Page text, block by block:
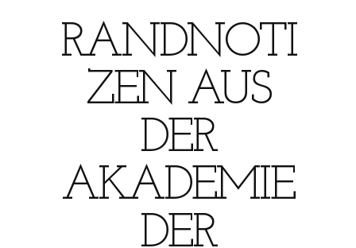
RANDNOTI
ZEN AUS
DER
AKADEMIE
DER